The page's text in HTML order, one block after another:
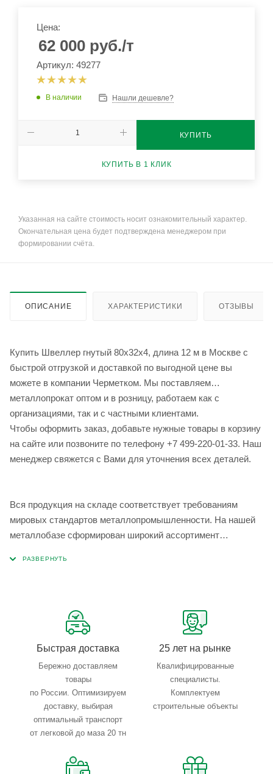
Цена:
62 000 руб./т
Артикул: 49277
В наличии Нашли дешевле?
КУПИТЬ
КУПИТЬ В 1 КЛИК
Указанная на сайте стоимость носит ознакомительный характер.
Окончательная цена будет подтверждена менеджером при
формировании счёта.
ОПИСАНИЕ ХАРАКТЕРИСТИКИ ОТЗЫВЫ
Купить Швеллер гнутый 80х32х4, длина 12 м в Москве с
быстрой отгрузкой и доставкой по выгодной цене вы
можете в компании Черметком. Мы поставляем
металлопрокат оптом и в розницу, работаем как с
организациями, так и с частными клиентами.
Чтобы оформить заказ, добавьте нужные товары в корзину
на сайте или позвоните по телефону +7 499-220-01-33. Наш
менеджер свяжется с Вами для уточнения всех деталей.
Вся продукция на складе соответствует требованиям
мировых стандартов металлопромышленности. На нашей
металлобазе сформирован широкий ассортимент
Быстрая доставка
Бережно доставляем
товары
по России. Оптимизируем
доставку, выбирая
оптимальный транспорт
от легковой до маза 20 тн
25 лет на рынке
Квалифицированные
специалисты.
Комплектуем
строительные объекты